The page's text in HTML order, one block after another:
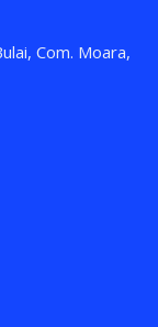
Com. Moara,